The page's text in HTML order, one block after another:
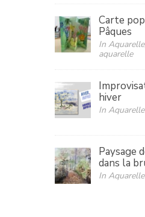
Carte
Pâques
In
aquarelle
hiver
In Aquarelle
Paysage
dans la
In Aquarelle